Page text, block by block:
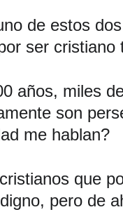
de estos
ser
años, miles
son
me hablan?
que
pero de